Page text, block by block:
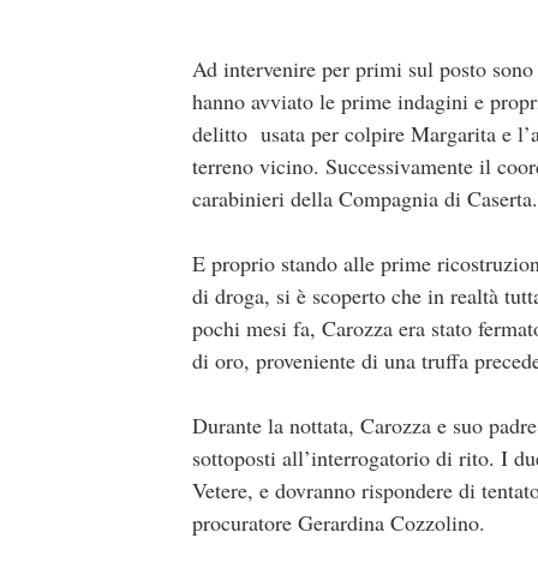
Ad intervenire per primi sul posto
hanno avviato le prime indagini e
delitto usata per colpire Margarita e
terreno vicino. Successivamente il
carabinieri della Compagnia di Caserta.
E proprio stando alle prime
di droga, si è scoperto che in realtà
pochi mesi fa, Carozza era stato
di oro, proveniente di una truffa
Durante la nottata, Carozza e suo
sottoposti all’interrogatorio di rito. I
Vetere, e dovranno rispondere di
procuratore Gerardina Cozzolino.